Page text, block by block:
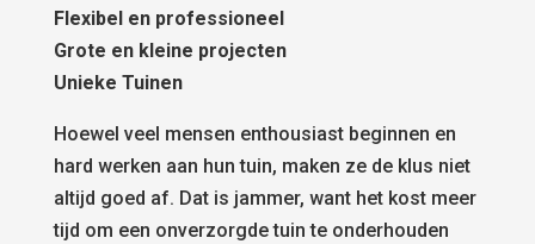
Flexibel en professioneel
Grote en kleine projecten
Unieke Tuinen
Hoewel veel mensen enthousiast beginnen en
hard werken aan hun tuin, maken ze de klus niet
altijd goed af. Dat is jammer, want het kost meer
tijd om een onverzorgde tuin te onderhouden